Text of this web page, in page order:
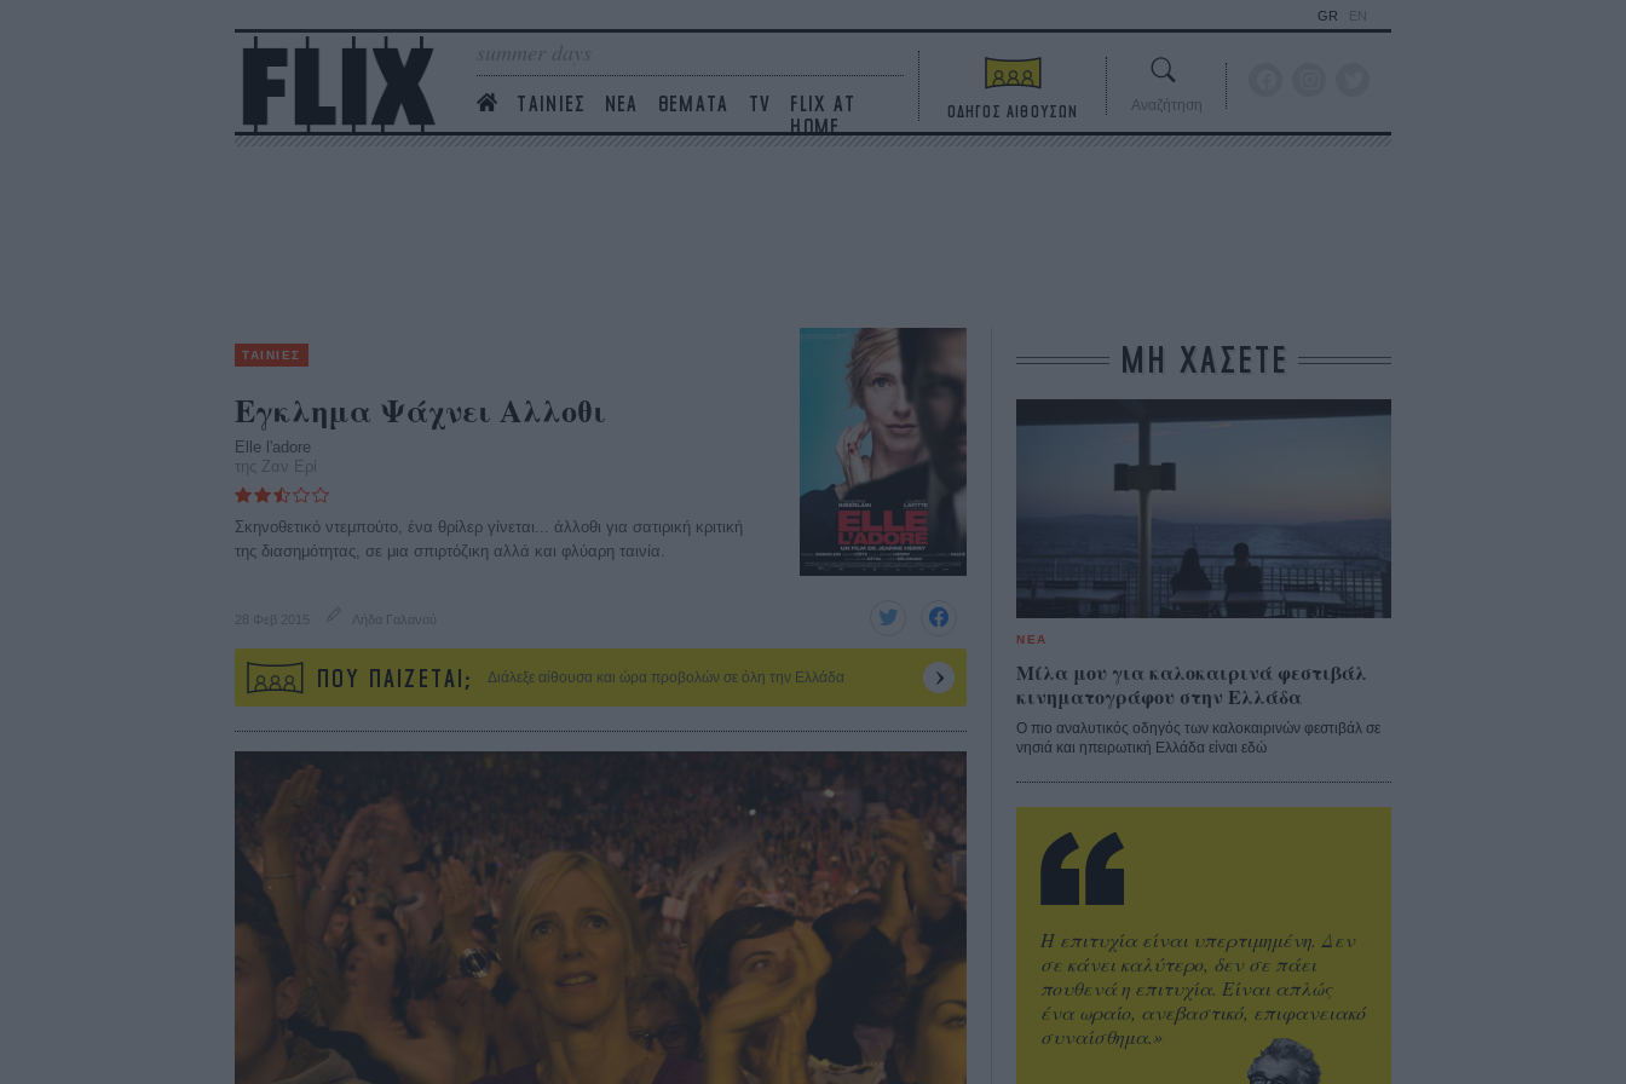
summer days
ΤΑΙΝΙΕΣ ΝΕΑ ΘΕΜΑΤΑ TV
FLIX AT
HOME
GR EN
ΟΔΗΓΟΣ ΑΙΘΟΥΣΩΝ Αναζήτηση
ΤΑΙΝΙΕΣ
Eγκλημα Ψάχνει Aλλοθι
Elle l'adore
της Ζαν Ερί
Σκηνοθετικό ντεμπούτο, ένα θρίλερ γίνεται... άλλοθι για σατιρική κριτική
της διασημότητας, σε μια σπιρτόζικη αλλά και φλύαρη ταινία.
28 Φεβ 2015 Λήδα Γαλανού
ΠΟΥ ΠΑΙΖΕΤΑΙ; Διάλεξε αίθουσα και ώρα προβολών σε όλη την Ελλάδα
ΜΗ ΧΑΣΕΤΕ
ΝΕΑ
Μίλα μου για καλοκαιρινά φεστιβάλ
κινηματογράφου στην Ελλάδα
Ο πιο αναλυτικός οδηγός των καλοκαιρινών φεστιβάλ σε
νησιά και ηπειρωτική Ελλάδα είναι εδώ
Η επιτυχία είναι υπερτιμημένη. Δεν
σε κάνει καλύτερο, δεν σε πάει
πουθενά η επιτυχία. Είναι απλώς
ένα ωραίο, ανεβαστικό, επιφανειακό
συναίσθημα.»